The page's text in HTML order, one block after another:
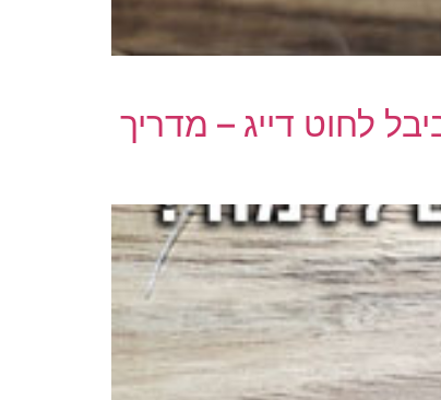
לחוט דייג – מדריך